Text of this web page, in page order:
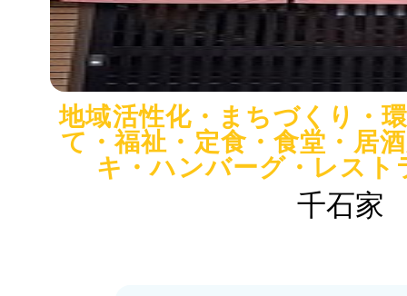
地域活性化・まちづくり・
て・福祉・定食・食堂・居
キ・ハンバーグ・レスト
千石家